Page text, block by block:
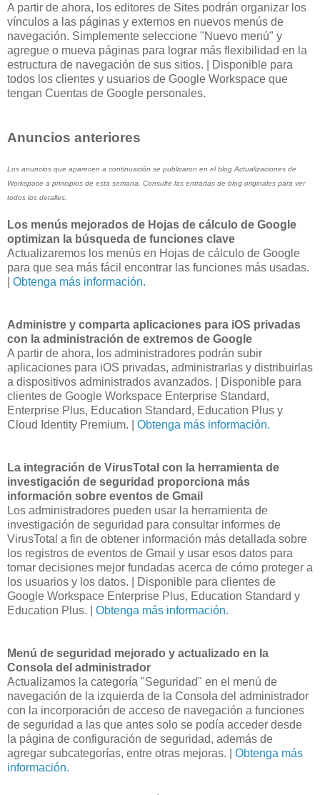
A partir de ahora, los editores de Sites podrán organizar los
vínculos a las páginas y externos en nuevos menús de
navegación. Simplemente seleccione "Nuevo menú" y
agregue o mueva páginas para lograr más flexibilidad en la
estructura de navegación de sus sitios. | Disponible para
todos los clientes y usuarios de Google Workspace que
tengan Cuentas de Google personales.
Anuncios anteriores
Los anuncios que aparecen a continuación se publicaron en el blog Actualizaciones de
Workspace a principios de esta semana. Consulte las entradas de blog originales para ver
todos los detalles.
Los menús mejorados de Hojas de cálculo de Google
optimizan la búsqueda de funciones clave
Actualizaremos los menús en Hojas de cálculo de Google
para que sea más fácil encontrar las funciones más usadas.
Obtenga más información.
Administre y comparta aplicaciones para iOS privadas
con la administración de extremos de Google
A partir de ahora, los administradores podrán subir
aplicaciones para iOS privadas, administrarlas y distribuirlas
a dispositivos administrados avanzados. | Disponible para
clientes de Google Workspace Enterprise Standard,
Enterprise Plus, Education Standard, Education Plus y
Cloud Identity Premium. | Obtenga más información.
La integración de VirusTotal con la herramienta de
investigación de seguridad proporciona más
información sobre eventos de Gmail
Los administradores pueden usar la herramienta de
investigación de seguridad para consultar informes de
VirusTotal a fin de obtener información más detallada sobre
los registros de eventos de Gmail y usar esos datos para
tomar decisiones mejor fundadas acerca de cómo proteger a
los usuarios y los datos. | Disponible para clientes de
Google Workspace Enterprise Plus, Education Standard y
Education Plus. | Obtenga más información.
Menú de seguridad mejorado y actualizado en la
Consola del administrador
Actualizamos la categoría "Seguridad" en el menú de
navegación de la izquierda de la Consola del administrador
con la incorporación de acceso de navegación a funciones
de seguridad a las que antes solo se podía acceder desde
la página de configuración de seguridad, además de
agregar subcategorías, entre otras mejoras. | Obtenga más
información.